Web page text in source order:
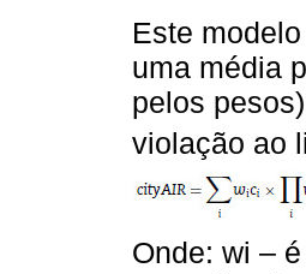
Este
uma média
pelos
violação ao
Onde: wi –